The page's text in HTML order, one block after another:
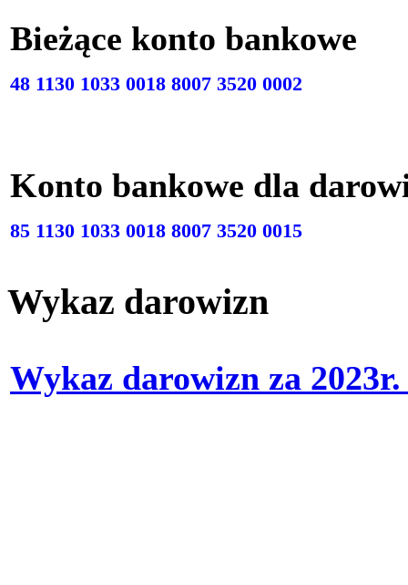
Bieżące konto
48 1130 1033 0018 8007 3520 0002
Konto bankowe dla
85 1130 1033 0018 8007 3520 0015
Wykaz darowizn
Wykaz darowizn za